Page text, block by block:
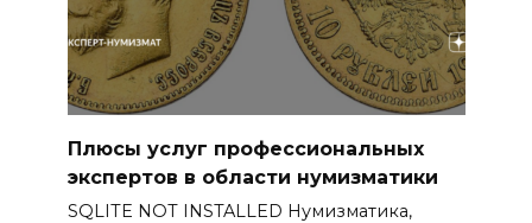
Плюсы услуг профессиональных
экспертов в области нумизматики
SQLITE NOT INSTALLED Нумизматика,